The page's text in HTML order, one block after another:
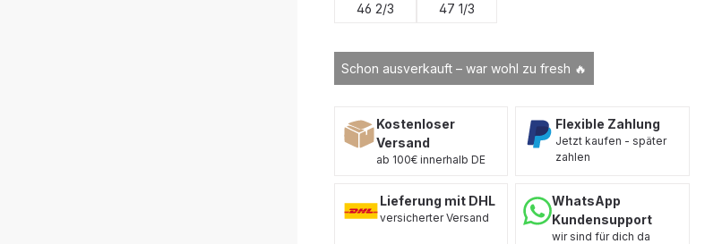
Schon ausverkauft – war wohl zu fresh 🔥
46 2/3 47 1/3
Kostenloser
Versand
ab 100€ innerhalb DE
Flexible Zahlung
Jetzt kaufen - später
zahlen
Lieferung mit DHL
versicherter Versand
WhatsApp
Kundensupport
wir sind für dich da